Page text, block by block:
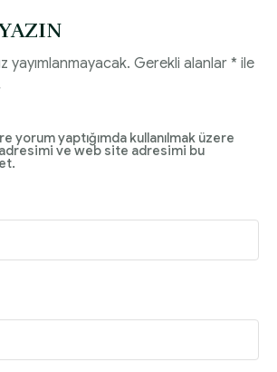
yayımlanmayacak. Gerekli alanlar * ile
yorum yaptığımda kullanılmak üzere
adresimi ve web site adresimi bu